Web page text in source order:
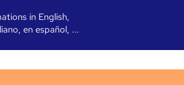
in English,
en español, ...